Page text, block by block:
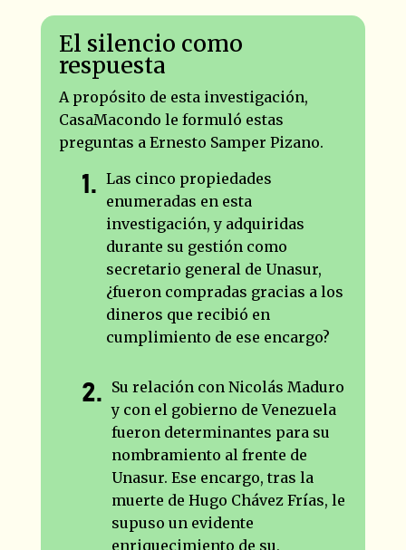
El silencio como
respuesta
A propósito de esta investigación,
CasaMacondo le formuló estas
preguntas a Ernesto Samper Pizano.
Las cinco propiedades
enumeradas en esta
investigación, y adquiridas
durante su gestión como
secretario general de Unasur,
¿fueron compradas gracias a los
dineros que recibió en
cumplimiento de ese encargo?
Su relación con Nicolás Maduro
y con el gobierno de Venezuela
fueron determinantes para su
nombramiento al frente de
Unasur. Ese encargo, tras la
muerte de Hugo Chávez Frías, le
supuso un evidente
enriquecimiento de su,